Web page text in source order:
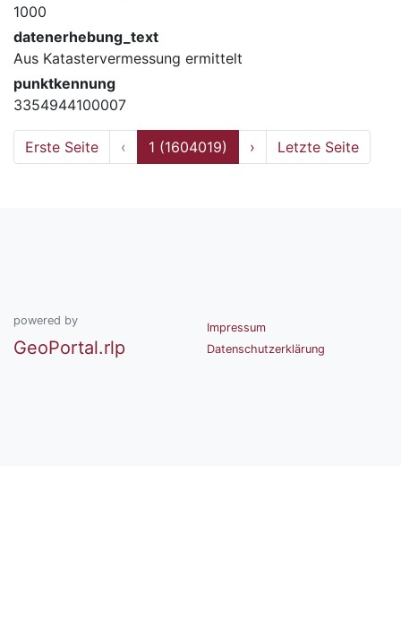
1000
datenerhebung_text
Aus Katastervermessung ermittelt
punktkennung
3354944100007
Erste Seite ‹ 1 (1604019) › Letzte Seite
powered by
GeoPortal.rlp
Impressum
Datenschutzerklärung